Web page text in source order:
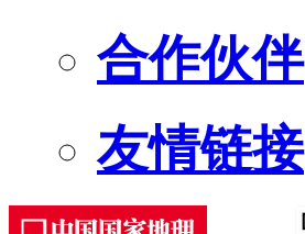
合作伙伴
友情链接